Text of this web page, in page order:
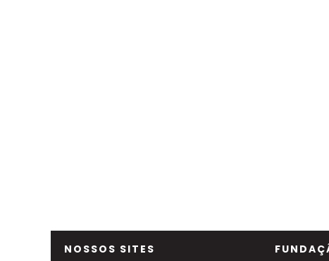
NOSSOS SITES